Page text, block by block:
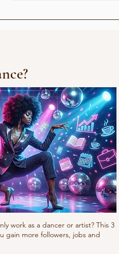
work as a dancer or artist? This 3
gain more followers, jobs and